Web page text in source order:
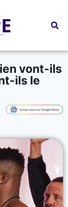
vont-ils
ils le